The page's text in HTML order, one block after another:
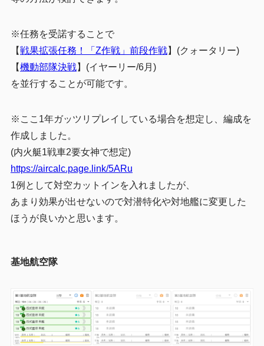
※任務を受諾することで
【戦果拡張任務！「Z作戦」前段作戦】(クォータリー)
【機動部隊決戦】(イヤーリー/6月)
を並行することが可能です。
※ここ1年ガッツリプレイしている場合を想定し、編成を
作成しました。
(内火艇1戦車2要女神で想定)
https://aircalc.page.link/5ARu
1例として対空カットインを入れましたが、
あまり効果が出せないので対潜特化や対地艦に変更した
ほうが良いかと思います。
基地航空隊